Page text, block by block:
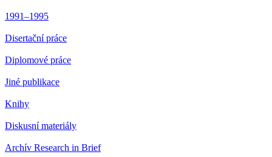
1991–1995
Disertační práce
Diplomové práce
Jiné publikace
Knihy
Diskusní materiály
Archív Research in Brief